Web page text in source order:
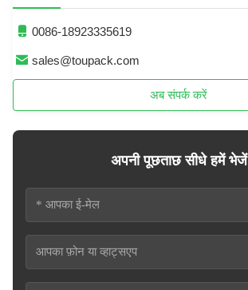
0086-18923335619
sales@toupack.com
अब संपर्क करें
अपनी पूछताछ सीधे हमें भेजें